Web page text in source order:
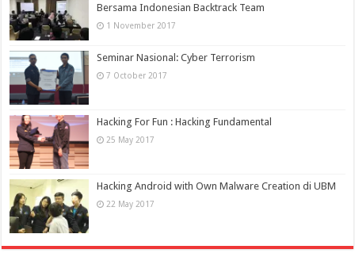
Bersama Indonesian Backtrack Team
1 November 2017
Seminar Nasional: Cyber Terrorism
7 October 2017
Hacking For Fun : Hacking Fundamental
25 May 2017
Hacking Android with Own Malware Creation di UBM
22 May 2017